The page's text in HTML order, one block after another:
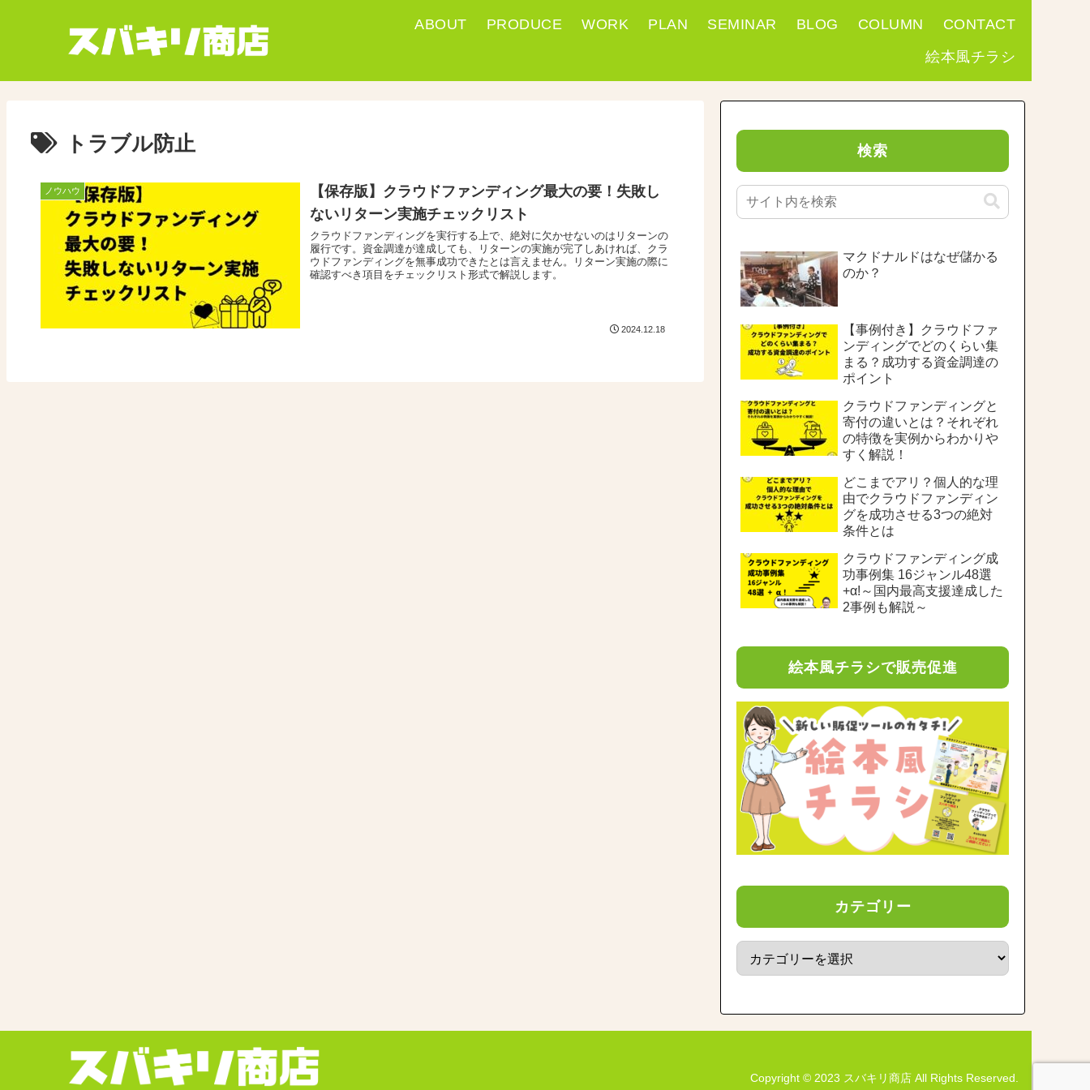
ABOUT PRODUCE WORK PLAN SEMINAR BLOG COLUMN
CONTACT
絵本風チラシ
トラブル防止
ノウハウ
【保存版】クラウドファンディング最大の要！失敗し
ないリターン実施チェックリスト
クラウドファンディングを実行する上で、絶対に欠かせないのはリターンの
履行です。資金調達が達成しても、リターンの実施が完了しあければ、クラ
ウドファンディングを無事成功できたとは言えません。リターン実施の際に
確認すべき項目をチェックリスト形式で解説します。
2024.12.18
検索
マクドナルドはなぜ儲かる
のか？
【事例付き】クラウドファ
ンディングでどのくらい集
まる？成功する資金調達の
ポイント
クラウドファンディングと
寄付の違いとは？それぞれ
の特徴を実例からわかりや
すく解説！
どこまでアリ？個人的な理
由でクラウドファンディン
グを成功させる3つの絶対
条件とは
クラウドファンディング成
功事例集 16ジャンル48選
+α!～国内最高支援達成した
2事例も解説～
絵本風チラシで販売促進
カテゴリー
Copyright © 2023 スバキリ商店 All Rights Reserved.